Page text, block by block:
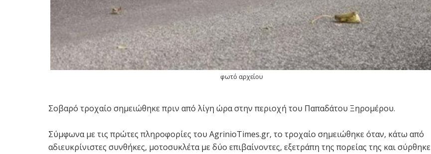
φωτό αρχείου
Σοβαρό τροχαίο σημειώθηκε πριν από λίγη ώρα στην περιοχή του Παπαδάτου Ξηρομέρου.
Σύμφωνα με τις πρώτες πληροφορίες του AgrinioTimes.gr, το τροχαίο σημειώθηκε όταν, κάτω από
αδιευκρίνιστες συνθήκες, μοτοσυκλέτα με δύο επιβαίνοντες, εξετράπη της πορείας της και σύρθηκε